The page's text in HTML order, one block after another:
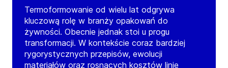
Termoformowanie od wielu lat odgrywa
kluczową rolę w branży opakowań do
żywności. Obecnie jednak stoi u progu
transformacji. W kontekście coraz bardziej
rygorystycznych przepisów, ewolucji
materiałów oraz rosnących kosztów linie